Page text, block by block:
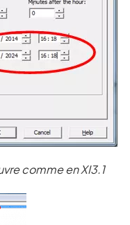
comme en XI3.1